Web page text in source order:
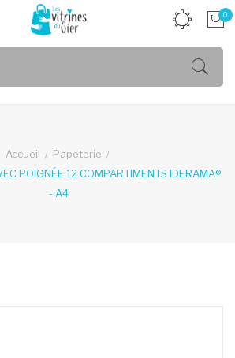
0
Accueil
Papeterie
POIGNÉE 12 COMPARTIMENTS IDERAMA®
- A4